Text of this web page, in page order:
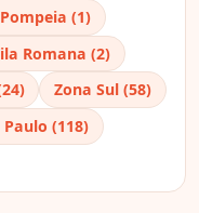
(1)
Romana (2)
Zona Sul (58)
Paulo (118)